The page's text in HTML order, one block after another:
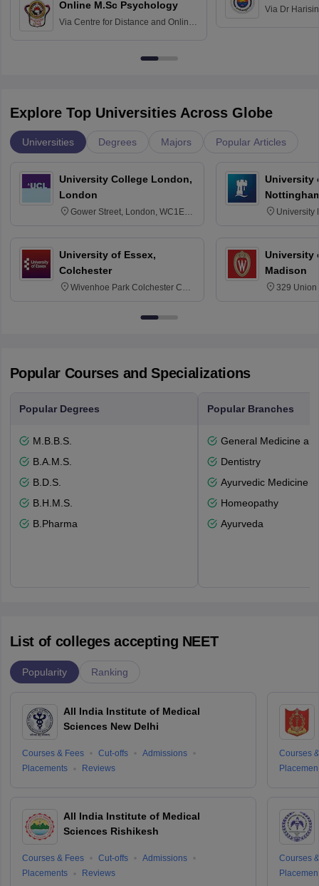
Online M.Sc Psychology
Via Centre for Distance and Online
Via Dr
Explore Top Universities Across Globe
Universities Degrees Majors Popular Articles
University College London,
London
Gower Street, London, WC1E
University of Essex,
Colchester
Wivenhoe Park Colchester CO4
University
University
University
Madison
329 Union
Popular Courses and Specializations
Popular Degrees
M.B.B.S.
B.A.M.S.
B.D.S.
B.H.M.S.
B.Pharma
Popular Branches
General Medicine
Dentistry
Ayurvedic Medicine
Homeopathy
Ayurveda
List of colleges accepting NEET
Popularity Ranking
All India Institute of Medical
Sciences New Delhi
Courses & Fees Cut-offs
Admissions
Placements
Reviews
All India Institute of Medical
Sciences Rishikesh
Courses & Fees Cut-offs
Admissions
Placements
Reviews
Courses
Courses